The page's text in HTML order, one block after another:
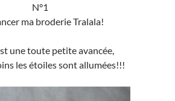
N°1
ma broderie Tralala!
une toute petite avancée,
les étoiles sont allumées!!!